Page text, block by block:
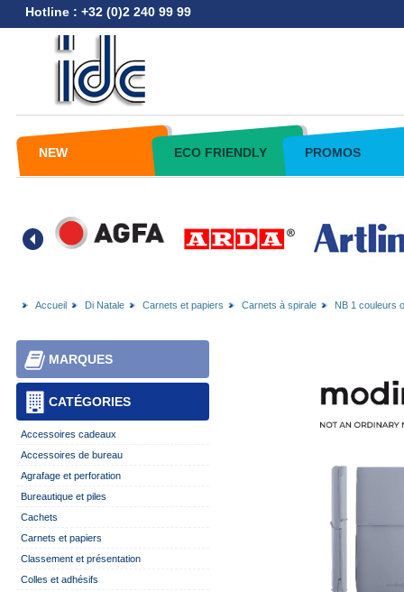
Hotline : +32 (0)2 240 99 99
NEW ECO FRIENDLY PROMOS
Accueil Di Natale Carnets et papiers Carnets à spirale NB 1 couleurs
CATÉGORIES
MARQUES
Accessoires cadeaux
Accessoires de bureau
Agrafage et perforation
Bureautique et piles
Cachets
Carnets et papiers
Classement et présentation
Colles et adhésifs